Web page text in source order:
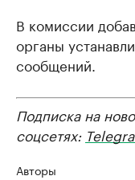
В комиссии
органы
сообщений.
Подписка на
соцсетях:
Авторы